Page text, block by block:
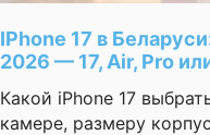
IPhone 17 в
2026 — 17, Air, Pro
Какой iPhone 17
камере, размеру